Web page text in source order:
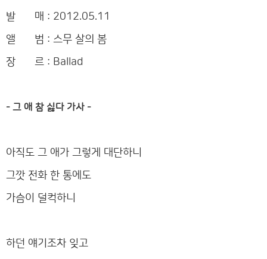
발 매 : 2012.05.11
앨 범 : 스무 살의 봄
장 르 : Ballad
- 그 애 참 싫다 가사 -
아직도 그 애가 그렇게 대단하니
그깟 전화 한 통에도
가슴이 덜컥하니
하던 얘기조차 잊고